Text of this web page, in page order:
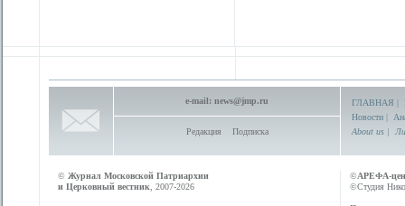
e-mail: news@jmp.ru
Редакция Подписка
ГЛАВНАЯ |
Новости |
About us |
© Журнал Московской Патриархии
и Церковный вестник , 2007-2026
©АРЕФА-
©Студия